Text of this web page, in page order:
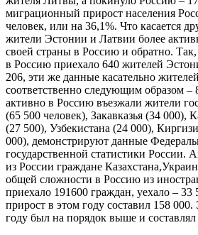
миграционный прирост населения
человек, или на 36,1%. Что касается
жители Эстонии и Латвии более
своей страны в Россию и обратно.
в Россию приехало 640 жителей
206, эти же данные касательно
соответственно следующим образом –
активно в Россию въезжали жители
(65 500 человек), Закавказья (34 000),
(27 500), Узбекистана (24 000),
000), демонстрируют данные
государственной статистики России.
из России граждане
общей сложности в Россию из
приехало 191600 граждан, уехало –
прирост в этом году составил 158 000.
году был на порядок выше и составлял